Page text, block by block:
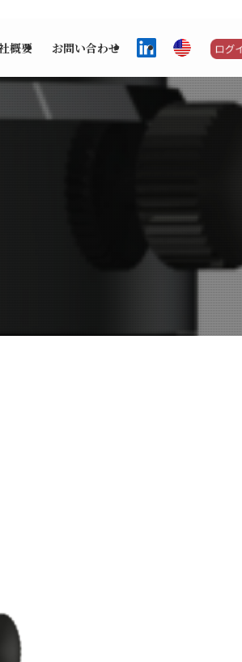
概要 お問い合わせ